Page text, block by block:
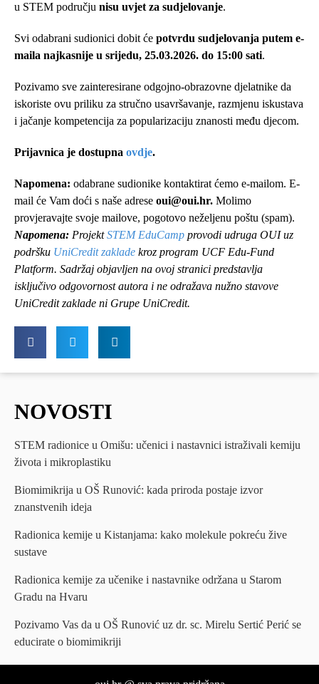
u STEM području nisu uvjet za sudjelovanje.
Svi odabrani sudionici dobit će potvrdu sudjelovanja putem e-
maila najkasnije u srijedu, 25.03.2026. do 15:00 sati.
Pozivamo sve zainteresirane odgojno-obrazovne djelatnike da
iskoriste ovu priliku za stručno usavršavanje, razmjenu iskustava
i jačanje kompetencija za popularizaciju znanosti među djecom.
Prijavnica je dostupna ovdje.
Napomena: odabrane sudionike kontaktirat ćemo e-mailom. E-
mail će Vam doći s naše adrese oui@oui.hr. Molimo
provjeravajte svoje mailove, pogotovo neželjenu poštu (spam).
Napomena: ProjektSTEM EduCamp provodi udruga OUI uz
podršku UniCredit zaklade kroz program UCF Edu-Fund
Platform. Sadržaj objavljen na ovoj stranici predstavlja
isključivo odgovornost autora i ne odražava nužno stavove
UniCredit zaklade ni Grupe UniCredit.
NOVOSTI
STEM radionice u Omišu: učenici i nastavnici istraživali kemiju
života i mikroplastiku
Biomimikrija u OŠ Runović: kada priroda postaje izvor
znanstvenih ideja
Radionica kemije u Kistanjama: kako molekule pokreću žive
sustave
Radionica kemije za učenike i nastavnike održana u Starom
Gradu na Hvaru
Pozivamo Vas da u OŠ Runović uz dr. sc. Mirelu Sertić Perić se
educirate o biomimikriji